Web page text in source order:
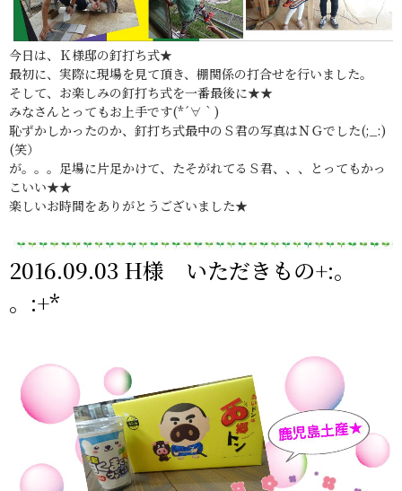
今日は、Ｋ様邸の釘打ち式★
最初に、実際に現場を見て頂き、棚関係の打合せを行いました。
そして、お楽しみの釘打ち式を一番最後に★★
みなさんとってもお上手です(*´∀｀)
恥ずかしかったのか、釘打ち式最中のＳ君の写真はＮＧでした(;_:)
(笑）
が。。。足場に片足かけて、たそがれてるＳ君、、、とってもかっ
こいい★★
楽しいお時間をありがとうございました★
2016.09.03 H様 いただきもの+:。
。:+*